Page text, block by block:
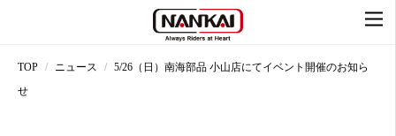
TOP ニュース
5/26（日）南海部品 小山店にてイベント開催のお知ら
せ